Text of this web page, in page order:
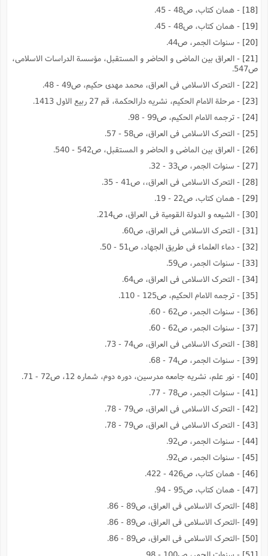
- همان کتاب، ص48 - 45.
- همان کتاب، ص48 - 45.
- سنوات الجمر، ص44.
- العراق بین الماضى و الحاضر و المستقبل، مؤسسة الدراسات الاسلامى،
ص547.
- التحرک الاسلامى فى العراق، محمد مهدى حکیم، ص49 - 48.
- مرحلة الامام الحکیم، نشریه دارالحکمة، قم 27 ربیع الاول 1413.
- ترجمه الامام الحکیم، ص99 - 98.
- التحرک الاسلامى فى العراق، ص58 - 57.
- العراق بین الماضى و الحاضر و المستقبل، ص542 - 540.
- سنوات الجمر، ص33 - 32.
- التحرک الاسلامى فى العراق،، ص41 - 35.
- همان کتاب، ص22 - 19.
- الشیعه و الدولة القومیة فى العراق، ص214.
- التحرک الاسلامى فى العراق، ص60.
- دماء العلماء فى طریق الجهاد، ص51 - 50.
- سنوات الجمر، ص59.
- التحرک الاسلامى فى العراق، ص64.
- ترجمه الامام الحکیم، ص125 - 110.
- سنوات الجمر، ص62 - 60.
- سنوات الجمر، ص62 - 60.
- التحرک الاسلامى فى العراق، ص74 - 73.
- سنوات الجمر، ص74 - 68.
- نور علم، نشریه جامعه مدرسین، دوره دوم، شماره 12، ص72 - 71.
- سنوات الجمر، ص78 - 77.
- التحرک الاسلامى فى العراق، ص79 - 78.
- التحرک الاسلامى فى العراق، ص79 - 78.
- سنوات الجمر، ص92.
- سنوات الجمر، ص92.
- همان کتاب، ص426 - 422.
- همان کتاب، ص95 - 94.
-التحرک الاسلامى فى العراق، ص89 - 86.
-التحرک الاسلامى فى العراق، ص89 - 86.
-التحرک الاسلامى فى العراق، ص89 - 86.